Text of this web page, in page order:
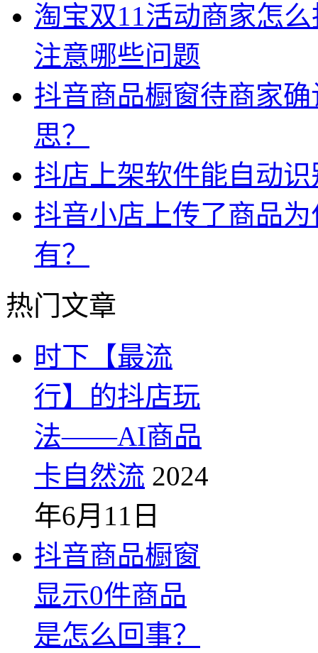
淘宝双11活动商家怎
注意哪些问题
抖音商品橱窗待商家
思？
抖店上架软件能自动识
抖音小店上传了商品
有？
热门文章
时下【最流
行】的抖店玩
法——AI商品
卡自然流 2024
年6月11日
抖音商品橱窗
显示0件商品
是怎么回事？